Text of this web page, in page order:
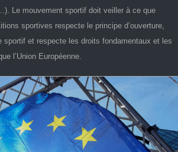
Le mouvement sportif doit veiller à ce que
sportives respecte le principe d’ouverture,
sportif et respecte les droits fondamentaux et les
l’Union Européenne.